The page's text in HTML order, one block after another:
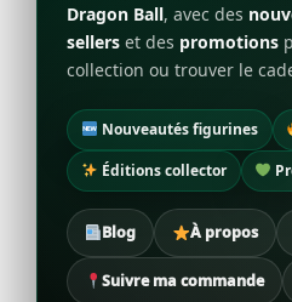
Dragon Ball, avec des
sellers et des promotions
collection ou trouver le
Nouveautés figurines
Éditions collector
Blog À propos
Suivre ma commande